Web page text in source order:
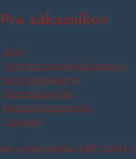
Pre zákazníkov
Blog
Ochrana osobných údajov
Spolupracujeme
Kontaktujte nás
Rezervácia termínu
Cookies
Na našej klinike MED